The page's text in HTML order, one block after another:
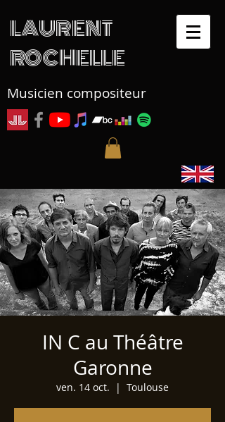
LAURENT
ROCHELLE
Musicien compositeur
IN C au Théâtre
Garonne
ven. 14 oct.
  |
Toulouse